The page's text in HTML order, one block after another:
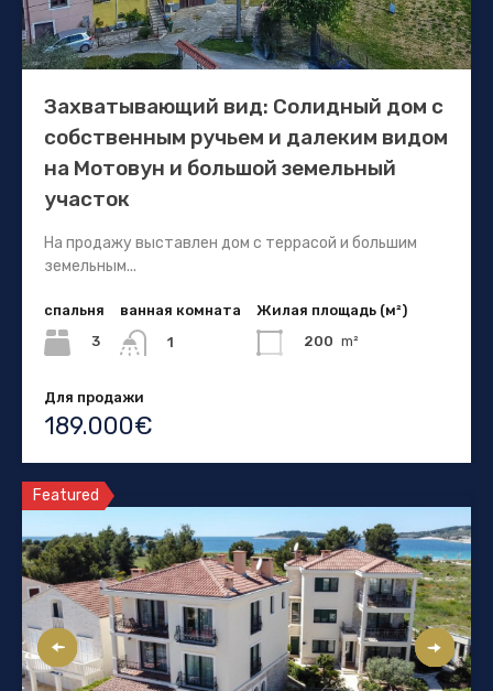
Захватывающий вид: Солидный дом с
собственным ручьем и далеким видом
на Мотовун и большой земельный
участок
На продажу выставлен дом с террасой и большим
земельным...
спальня
3
ванная комната
1
Жилая площадь (м²)
200 m²
Для продажи
189.000€
Featured